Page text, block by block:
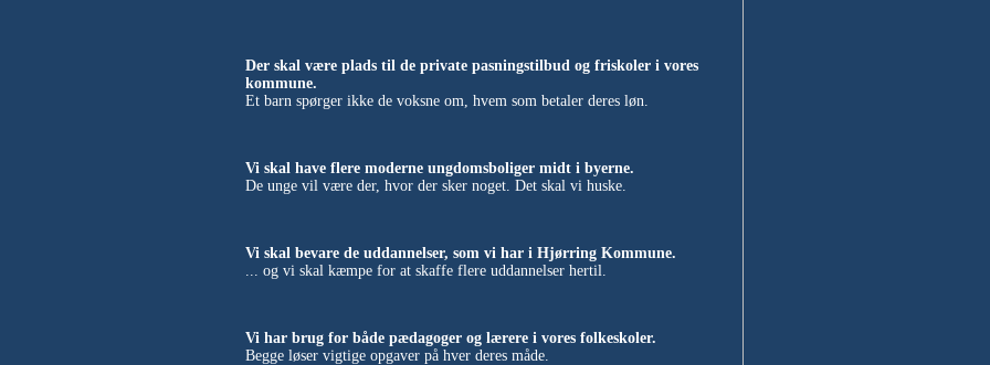
Der skal være plads til de private pasningstilbud og friskoler i vores
kommune.
Et barn spørger ikke de voksne om, hvem som betaler deres løn.
Vi skal have flere moderne ungdomsboliger midt i byerne.
De unge vil være der, hvor der sker noget. Det skal vi huske.
Vi skal bevare de uddannelser, som vi har i Hjørring Kommune.
... og vi skal kæmpe for at skaffe flere uddannelser hertil.
Vi har brug for både pædagoger og lærere i vores folkeskoler.
Begge løser vigtige opgaver på hver deres måde.